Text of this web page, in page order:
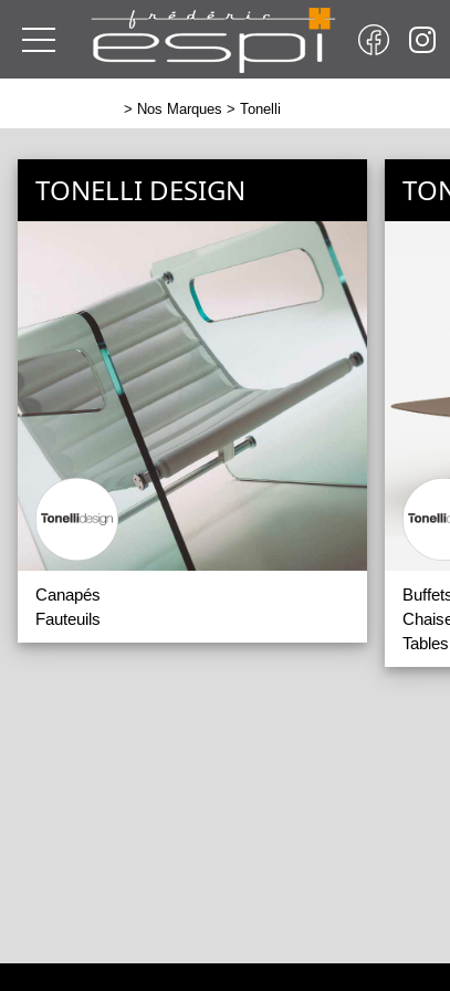
> Nos Marques > Tonelli
TONELLI DESIGN
Canapés
Fauteuils